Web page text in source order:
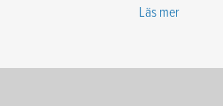
Läs mer